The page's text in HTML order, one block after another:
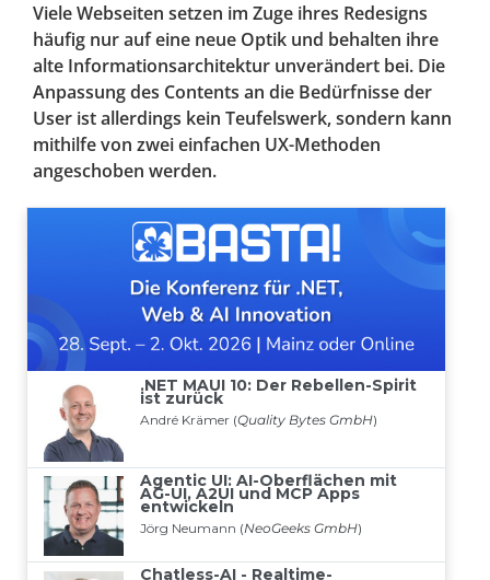
Viele Webseiten setzen im Zuge ihres Redesigns
häufig nur auf eine neue Optik und behalten ihre
alte Informationsarchitektur unverändert bei. Die
Anpassung des Contents an die Bedürfnisse der
User ist allerdings kein Teufelswerk, sondern kann
mithilfe von zwei einfachen UX-Methoden
angeschoben werden.